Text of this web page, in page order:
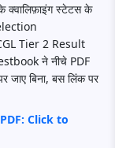
क्वालिफ़ाइंग स्टेटस के
Tier 2 Result
ने नीचे PDF
जाए बिना, बस लिंक पर
Click to